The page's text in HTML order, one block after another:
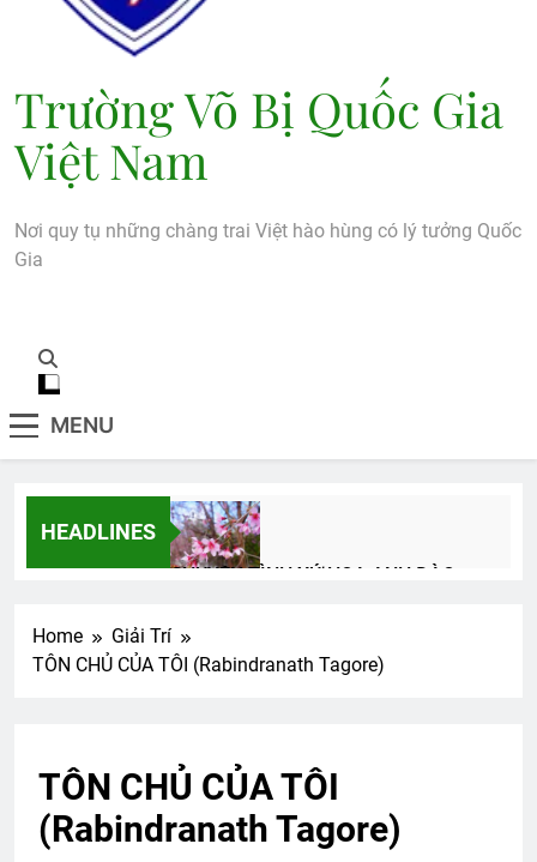
Trường Võ Bị Quốc Gia
Việt Nam
Nơi quy tụ những chàng trai Việt hào hùng có lý tưởng Quốc
Gia
MENU
HEADLINES
CHUYỆN TÌNH XỨ HOA ANH ĐÀO
3 Years Ago
Phi Đoàn 518 VNCH
2 Years Ago
Home
Giải Trí
TÔN CHỦ CỦA TÔI (Rabindranath Tagore)
TÔN CHỦ CỦA TÔI
(Rabindranath Tagore)